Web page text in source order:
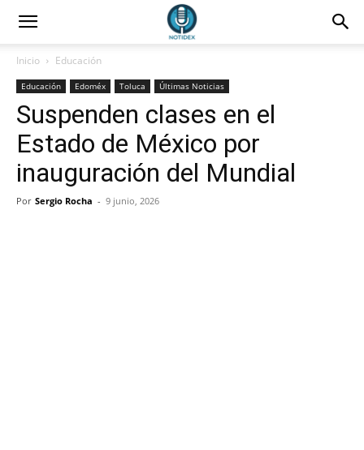
Inicio Educación
Educación Edoméx Toluca Últimas Noticias
Suspenden clases en el
Estado de México por
inauguración del Mundial
Por Sergio Rocha - 9 junio, 2026